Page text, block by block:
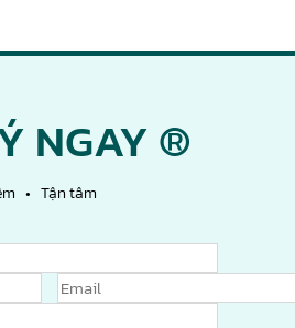
NGAY ®
• Tận tâm